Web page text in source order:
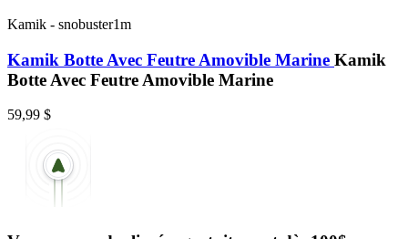
Kamik - snobuster1m
Kamik Botte Avec Feutre Amovible Marine Kamik
Botte Avec Feutre Amovible Marine
59,99 $